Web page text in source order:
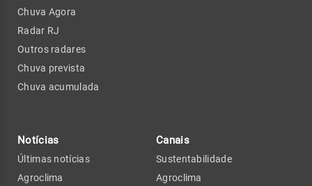
Chuva Agora
Radar RJ
Outros radares
Chuva prevista
Chuva acumulada
Notícias
Últimas notícias
Agroclima
Canais
Sustentabilidade
Agroclima